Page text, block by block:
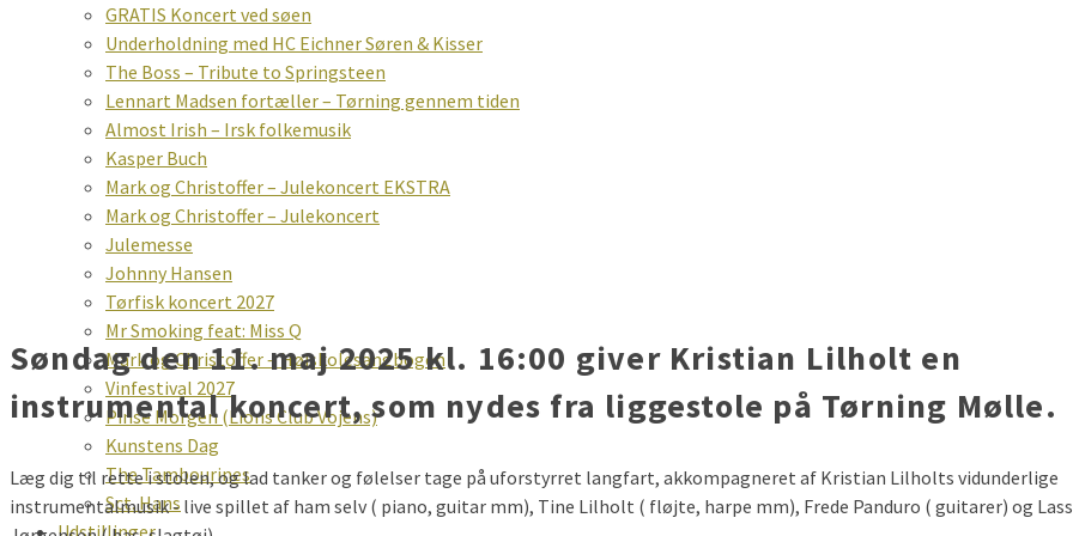
GRATIS Koncert ved søen
Underholdning med HC Eichner Søren & Kisser
The Boss – Tribute to Springsteen
Lennart Madsen fortæller – Tørning gennem tiden
Almost Irish – Irsk folkemusik
Kasper Buch
Mark og Christoffer – Julekoncert EKSTRA
Mark og Christoffer – Julekoncert
Julemesse
Johnny Hansen
Tørfisk koncert 2027
Mr Smoking feat: Miss Q
Mark og Christoffer – Højskolesangbogen
Vinfestival 2027
Pinse Morgen (Lions Club Vojens)
Kunstens Dag
The Tambourines
Sct. Hans
Udstillinger
Søndag den 11. maj 2025 kl. 16:00 giver Kristian Lilholt en
instrumental koncert, som nydes fra liggestole på Tørning Mølle.
Læg dig til rette i stolen, og lad tanker og følelser tage på uforstyrret langfart, akkompagneret af Kristian Lilholts vidunderlige
instrumentalmusik - live spillet af ham selv ( piano, guitar mm), Tine Lilholt ( fløjte, harpe mm), Frede Panduro ( guitarer) og